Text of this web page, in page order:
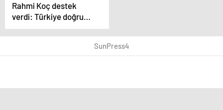
Rahmi Koç destek
verdi: Türkiye doğru
yolda, çok memnunum
SunPress4